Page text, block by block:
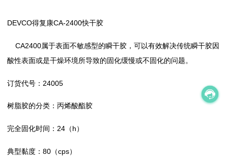
DEVCO得复康CA-2400快干胶
CA2400属于表面不敏感型的瞬干胶，可以有效解决传统瞬干胶因
酸性表面或是干燥环境所导致的固化缓慢或不固化的问题。
订货代号：24005
树脂胶的分类：丙烯酸酯胶
完全固化时间：24（h）
典型黏度：80（cps）